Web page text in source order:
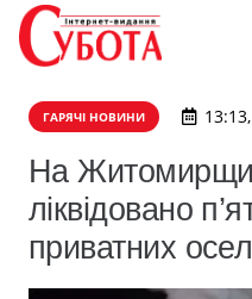
ГАРЯЧІ НОВИНИ
На
ліквідовано
приватних